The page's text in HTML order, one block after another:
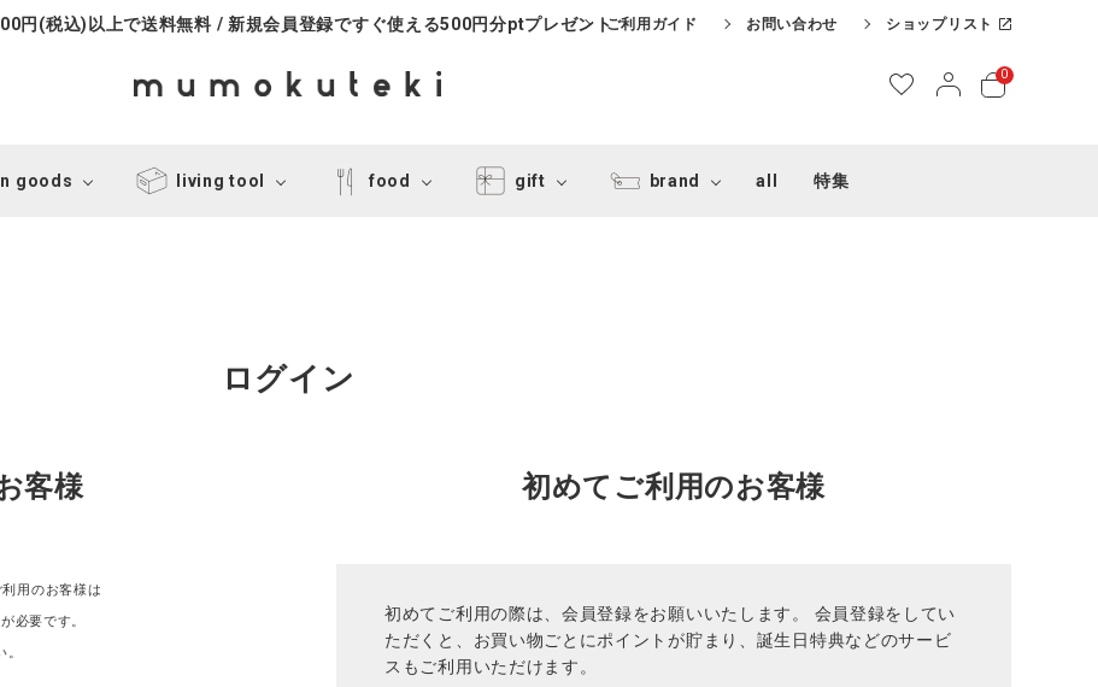
円(税込)以上で送料無料 / 新規会員登録ですぐ使える500円分ptプレゼントご利用ガイド お問い合わせ ショップリスト
0
goods living tool food gift brand all 特集
ログイン
客様
用のお客様は
必要です。
初めてご利用のお客様
初めてご利用の際は、会員登録をお願いいたします。 会員登録をしてい
ただくと、お買い物ごとにポイントが貯まり、誕生日特典などのサービ
スもご利用いただけます。